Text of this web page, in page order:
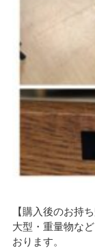
【購入後のお持
大型・重量物な
おります。